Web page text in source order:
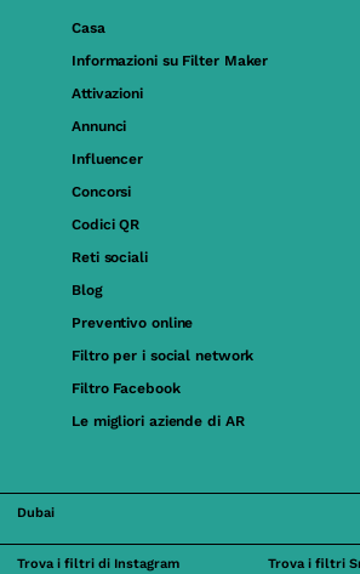
Casa
Informazioni su Filter Maker
Attivazioni
Annunci
Influencer
Concorsi
Codici QR
Reti sociali
Blog
Preventivo online
Filtro per i social network
Filtro Facebook
Le migliori aziende di AR
Dubai
Trova i filtri di Instagram Trova i filtri